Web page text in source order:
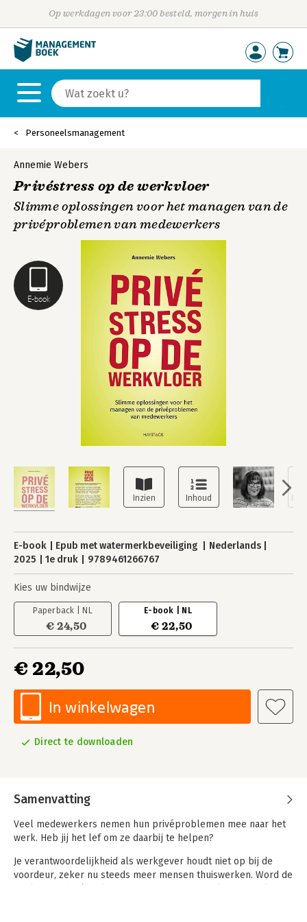
Op werkdagen voor 23:00 besteld, morgen in huis
Personeelsmanagement
E-book
Annemie Webers
Privéstress op de werkvloer
Slimme oplossingen voor het managen van de
privéproblemen van medewerkers
E-book Epub met watermerkbeveiliging
Nederlands
2025
1e druk 9789461266767
Kies uw bindwijze
Paperback | NL
€ 24,50
E-book | NL
€ 22,50
€ 22,50
In winkelwagen
Direct te downloaden
Samenvatting
Veel medewerkers nemen hun privéproblemen mee naar het
werk. Heb jij het lef om ze daarbij te helpen?
Je verantwoordelijkheid als werkgever houdt niet op bij de
voordeur, zeker nu steeds meer mensen thuiswerken. Word de